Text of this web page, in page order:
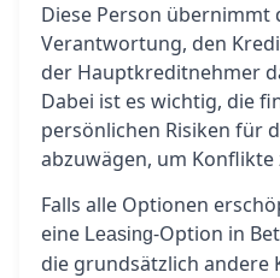
Diese Person übernimmt
Verantwortung, den
der Hauptkreditnehmer
Dabei ist es wichtig, die
persönlichen Risiken für
abzuwägen, um Konflikte
Falls alle Optionen
eine Leasing-Option in
die grundsätzlich andere